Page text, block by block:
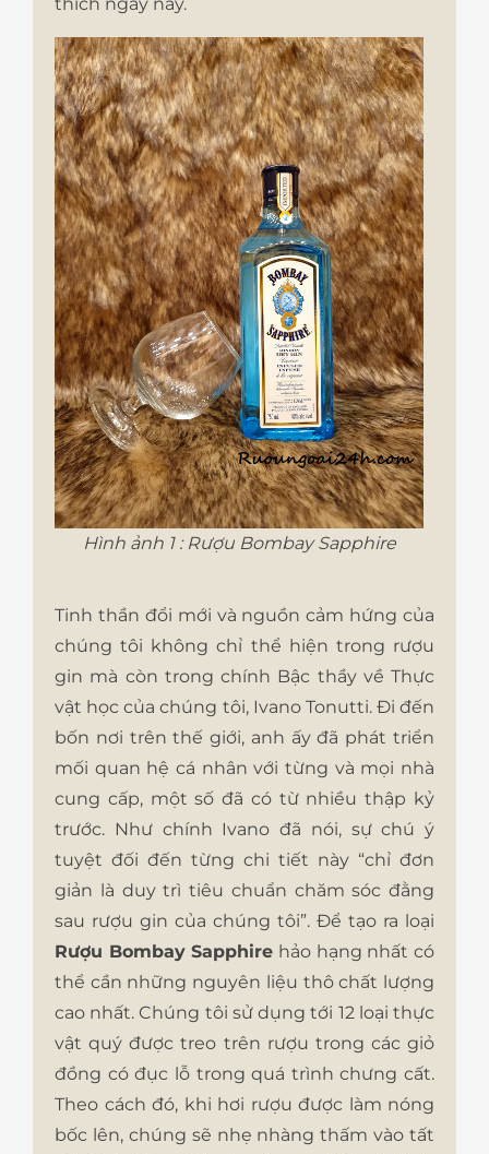
Hình ảnh 1 : Rượu Bombay Sapphire
Tinh thần đổi mới và nguồn cảm hứng của
chúng tôi không chỉ thể hiện trong rượu
gin mà còn trong chính Bậc thầy về Thực
vật học của chúng tôi, Ivano Tonutti. Đi đến
bốn nơi trên thế giới, anh ấy đã phát triển
mối quan hệ cá nhân với từng và mọi nhà
cung cấp, một số đã có từ nhiều thập kỷ
trước. Như chính Ivano đã nói, sự chú ý
tuyệt đối đến từng chi tiết này “chỉ đơn
giản là duy trì tiêu chuẩn chăm sóc đằng
sau rượu gin của chúng tôi”. Để tạo ra loại
Rượu Bombay Sapphire hảo hạng nhất có
thể cần những nguyên liệu thô chất lượng
cao nhất. Chúng tôi sử dụng tới 12 loại thực
vật quý được treo trên rượu trong các giỏ
đồng có đục lỗ trong quá trình chưng cất.
Theo cách đó, khi hơi rượu được làm nóng
bốc lên, chúng sẽ nhẹ nhàng thấm vào tất